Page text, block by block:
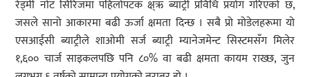
रेड्मी नोट सिरिजमा पहिलोपटक क्ष्ऋ ब्याट्री प्रविधि प्रयोग गरिएको छ,
जसले सानो आकारमा बढी ऊर्जा क्षमता दिन्छ । सबै प्रो मोडेलहरूमा यो
एसआईसी ब्याट्रीले शाओमी सर्ज ब्याट्री म्यानेजमेन्ट सिस्टमसँग मिलेर
१,६०० चार्ज साइकलपछि पनि ८०% वा बढी क्षमता कायम राख्छ, जुन